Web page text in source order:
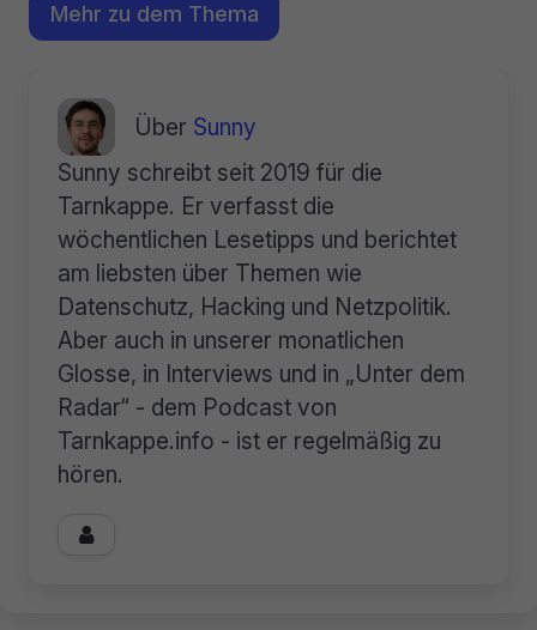
Mehr zu dem Thema
Über Sunny
Sunny schreibt seit 2019 für die
Tarnkappe. Er verfasst die
wöchentlichen Lesetipps und berichtet
am liebsten über Themen wie
Datenschutz, Hacking und Netzpolitik.
Aber auch in unserer monatlichen
Glosse, in Interviews und in „Unter dem
Radar“ - dem Podcast von
Tarnkappe.info - ist er regelmäßig zu
hören.
